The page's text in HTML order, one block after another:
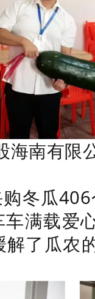
海南有限
冬瓜
满载爱
了瓜农